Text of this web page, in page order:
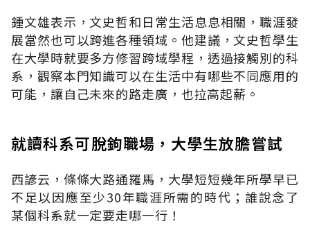
鍾文雄表示，文史哲和日常生活息息相關，職涯發
展當然也可以跨進各種領域。他建議，文史哲學生
在大學時就要多方修習跨域學程，透過接觸別的科
系，觀察本門知識可以在生活中有哪些不同應用的
可能，讓自己未來的路走廣，也拉高起薪。
就讀科系可脫鉤職場，大學生放膽嘗試
西諺云，條條大路通羅馬，大學短短幾年所學早已
不足以因應至少30年職涯所需的時代；誰說念了
某個科系就一定要走哪一行！